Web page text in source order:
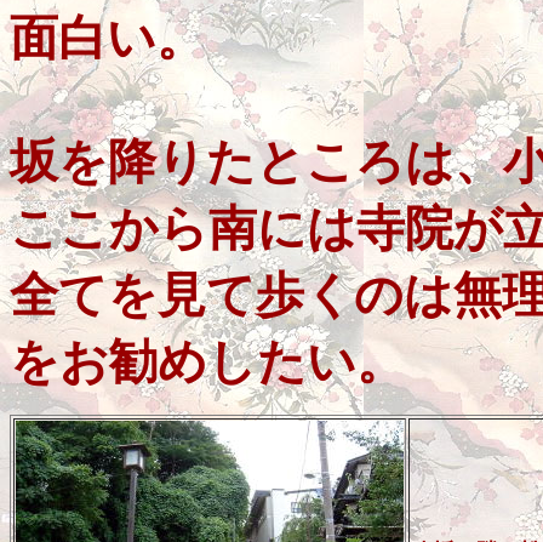
面白い。
坂を降りたところは、
ここから南には寺院が
全てを見て歩くのは無
をお勧めしたい。